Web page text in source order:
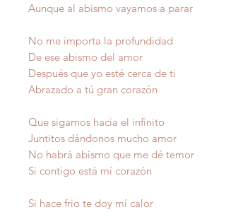
Aunque al abismo vayamos a parar
No me importa la profundidad
De ese abismo del amor
Después que yo esté cerca de ti
Abrazado a tú gran corazón
Que sigamos hacia el infinito
Juntitos dándonos mucho amor
No habrá abismo que me dé temor
Si contigo está mí corazón
Si hace frio te doy mí calor